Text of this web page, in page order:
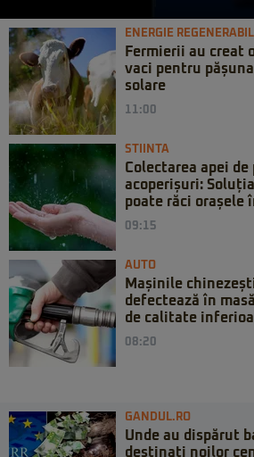
ENERGIE
Fermierii au creat
vaci pentru
solare
11:00
STIINTA
Colectarea apei de
acoperișuri:
poate răci orașele
09:15
AUTO
Mașinile
defectează în
de calitate
08:20
GANDUL.RO
Unde au dispărut
destinați noilor